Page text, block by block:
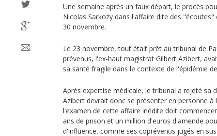
Une semaine après un faux départ, le procès
Nicolas Sarkozy dans l'affaire dite des
30 novembre.
Le 23 novembre, tout était prêt au tribunal de
prévenus, l'ex-haut magistrat Gilbert Azibert,
sa santé fragile dans le contexte de l'épidémie
Après expertise médicale, le tribunal a rejeté sa
Azibert devrait donc se présenter en personne à
l'examen de cette affaire inédite doit
ans de prison et un million d'euros d'amende
d'influence, comme ses coprévenus jugés en